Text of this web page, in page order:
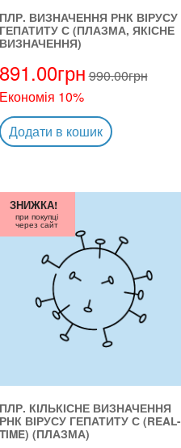
ПЛР. ВИЗНАЧЕННЯ РНК ВІРУСУ
ГЕПАТИТУ С (ПЛАЗМА, ЯКІСНЕ
ВИЗНАЧЕННЯ)
891.00грн990.00грн
Економія 10%
Додати в кошик
ПЛР. КІЛЬКІСНЕ ВИЗНАЧЕННЯ
РНК ВІРУСУ ГЕПАТИТУ С (REAL-
TIME) (ПЛАЗМА)
ЗНИЖКА!
при покупці
через сайт